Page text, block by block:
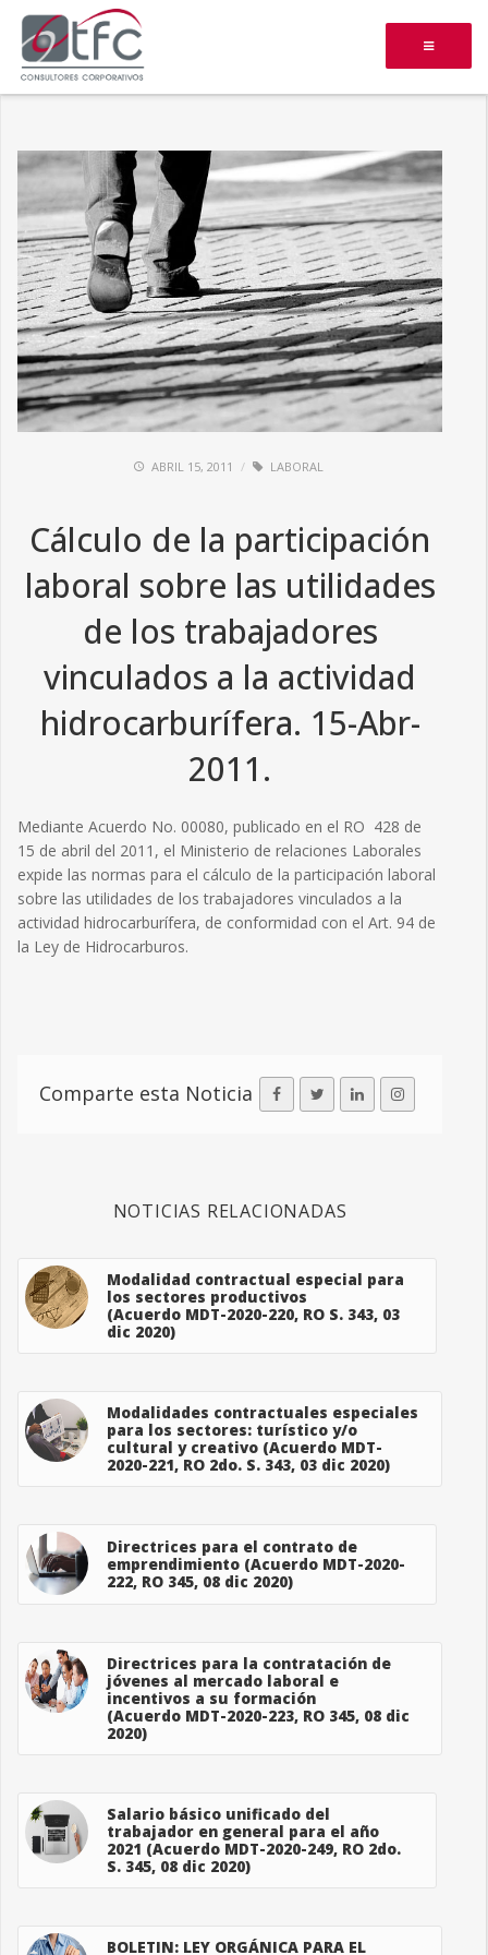
ABRIL 15, 2011 LABORAL
Cálculo de la participación
laboral sobre las utilidades
de los trabajadores
vinculados a la actividad
hidrocarburífera. 15-Abr-
2011.
Mediante Acuerdo No. 00080, publicado en el RO 428 de
15 de abril del 2011, el Ministerio de relaciones Laborales
expide las normas para el cálculo de la participación laboral
sobre las utilidades de los trabajadores vinculados a la
actividad hidrocarburífera, de conformidad con el Art. 94 de
la Ley de Hidrocarburos.
Comparte esta Noticia
NOTICIAS RELACIONADAS
Modalidad contractual especial para
los sectores productivos
(Acuerdo MDT-2020-220, RO S. 343, 03
dic 2020)
Modalidades contractuales especiales
para los sectores: turístico y/o
cultural y creativo (Acuerdo MDT-
2020-221, RO 2do. S. 343, 03 dic 2020)
Directrices para el contrato de
emprendimiento (Acuerdo MDT-2020-
222, RO 345, 08 dic 2020)
Directrices para la contratación de
jóvenes al mercado laboral e
incentivos a su formación
(Acuerdo MDT-2020-223, RO 345, 08 dic
2020)
Salario básico unificado del
trabajador en general para el año
2021 (Acuerdo MDT-2020-249, RO 2do.
S. 345, 08 dic 2020)
BOLETIN: LEY ORGÁNICA PARA EL